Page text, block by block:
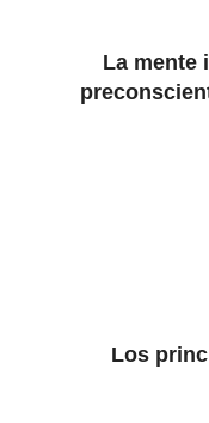
La mente
Los